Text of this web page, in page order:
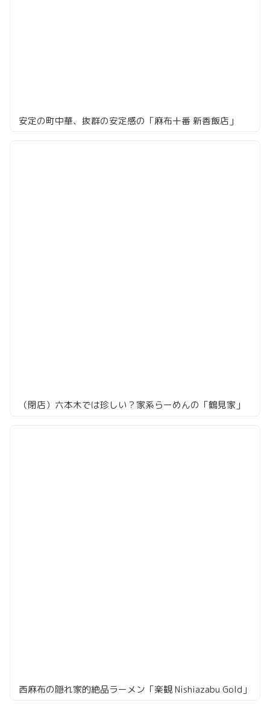
安定の町中華、抜群の安定感の「麻布十番 新香飯店」
（閉店）六本木では珍しい？家系らーめんの「鶴見家」
西麻布の隠れ家的絶品ラーメン「楽観 Nishiazabu Gold」